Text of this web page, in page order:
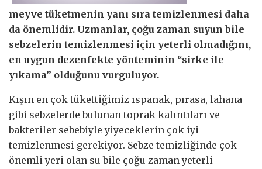
meyve tüketmenin yanı sıra temizlenmesi daha
da önemlidir. Uzmanlar, çoğu zaman suyun bile
sebzelerin temizlenmesi için yeterli olmadığını,
en uygun dezenfekte yönteminin “sirke ile
yıkama” olduğunu vurguluyor.
Kışın en çok tükettiğimiz ıspanak, pırasa, lahana
gibi sebzelerde bulunan toprak kalıntıları ve
bakteriler sebebiyle yiyeceklerin çok iyi
temizlenmesi gerekiyor. Sebze temizliğinde çok
önemli yeri olan su bile çoğu zaman yeterli